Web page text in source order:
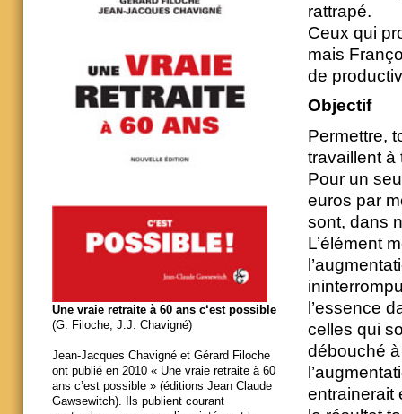
rattrapé.
Ceux qui
mais
de
Objectif
Permettre,
travaillent à
Pour un
euros par
sont, dans
L’élément
l’essence
celles qui
débouché
entrainerait
Une vraie retraite à 60 ans c‘est possible
(G. Filoche, J.J. Chavigné)
Jean-Jacques Chavigné et Gérard Filoche
ont publié en 2010 « Une vraie retraite à 60
ans c’est possible » (éditions Jean Claude
Gawsewitch). Ils publient courant